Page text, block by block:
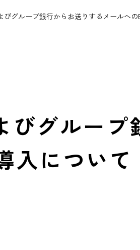
びグループ銀行からお送りするメールへの
びグルー
入について